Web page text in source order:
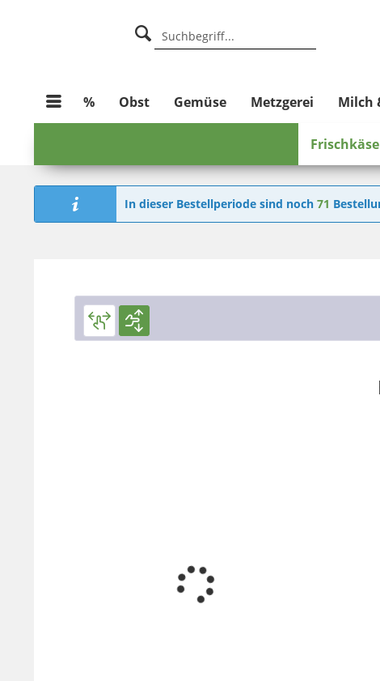
% Obst Gemüse Metzgerei Milch
Frischkäse
In dieser Bestellperiode sind noch 71